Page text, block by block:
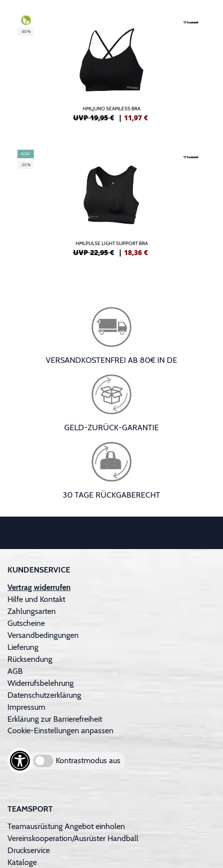
-40%
HMLJUNO SEAMLESS BRA
UVP 19,95 € | 11,97 €
NEW
-20%
HMLPULSE LIGHT SUPPORT BRA
UVP 22,95 € | 18,36 €
VERSANDKOSTENFREI AB 80€ IN DE
GELD-ZURÜCK-GARANTIE
30 TAGE RÜCKGABERECHT
KUNDENSERVICE
Vertrag widerrufen
Hilfe und Kontakt
Zahlungsarten
Gutscheine
Versandbedingungen
Lieferung
Rücksendung
AGB
Widerrufsbelehrung
Datenschutzerklärung
Impressum
Erklärung zur Barrierefreiheit
Cookie-Einstellungen anpassen
Kontrastmodus aus
TEAMSPORT
Teamausrüstung Angebot einholen
Vereinskooperation/Ausrüster Handball
Druckservice
Kataloge